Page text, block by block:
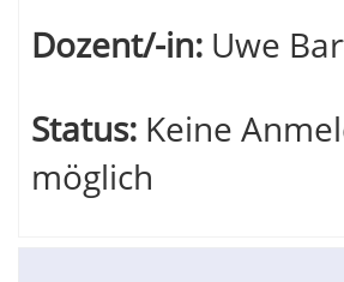
Dozent/-in: Uwe
Status: Keine
möglich